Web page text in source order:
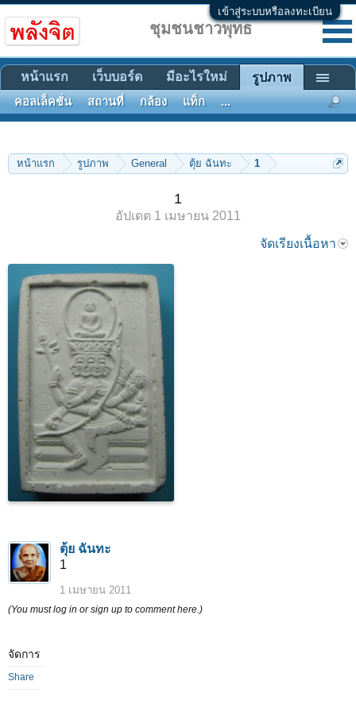
เข้าสู่ระบบหรือลงทะเบียน
หน้าแรก รูปภาพ General ตุ้ย ฉันทะ 1
1
อัปเดต 1 เมษายน 2011
จัดเรียงเนื้อหา
ตุ้ย ฉันทะ
1
1 เมษายน 2011
(You must log in or sign up to comment here.)
จัดการ
Share
ชุมชนชาวพุทธ
หน้าแรก เว็บบอร์ด มีอะไรใหม่ รูปภาพ
คอลเล็คชั่น สถานที่ กล้อง แท็ก ...